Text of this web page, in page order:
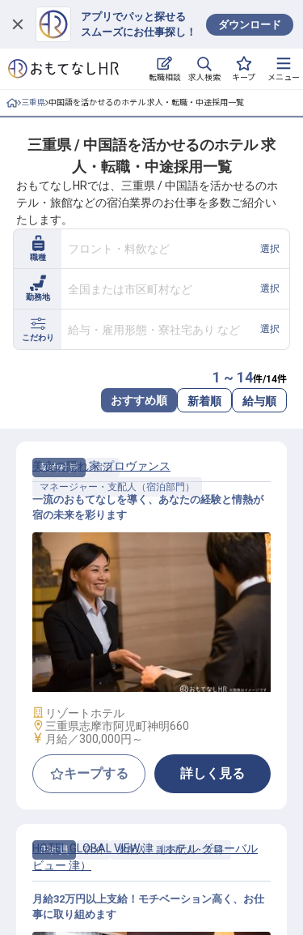
アプリでパッと探せる
スムーズにお仕事探し！
ダウンロード
転職相談 求人検索 キープ メニュー
ログイン
求人・施設を探す
就職・転職 合同説明会
おもてなしHRについて
ご利用の流れ
よくある質問
ホテル・宿泊業界情報コラム
転職サポートに申し込む
三重県 中国語を活かせるのホテル 求人・転職・中途採用一覧
三重県 / 中国語を活かせるのホテル 求
人・転職・中途採用一覧
おもてなしHRでは、三重県 / 中国語を活かせるのホ
テル・旅館などの宿泊業界のお仕事を多数ご紹介い
たします。
職種
フロント・料飲など 選択
勤務地
全国または市区町村など 選択
こだわり
給与・雇用形態・寮社宅あり など 選択
1 ~ 14件/14件
おすすめ順 新着順 給与順
契約社員
宿泊
マネージャー・支配人（宿泊部門）
宿泊部門 マネージャー
美食の隠れ家 プロヴァンス
一流のおもてなしを導く、あなたの経験と情熱が
宿の未来を彩ります
施設業態
リゾートホテル
勤務地
三重県志摩市阿児町神明660
給与
月給／300,000円～
キープする 詳しく見る
正社員 宿泊 支配人・副支配人・女将
HOTEL GLOBAL VIEW 津（ホテル グローバル
ビュー 津）
月給32万円以上支給！モチベーション高く、お仕
事に取り組めます